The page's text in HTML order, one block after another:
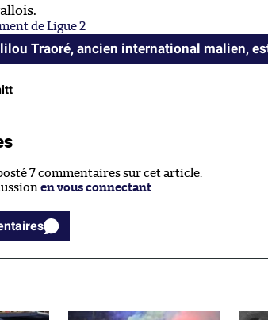
de Ligue 2
Traoré, ancien international malien,
7 commentaires sur cet article.
en vous connectant